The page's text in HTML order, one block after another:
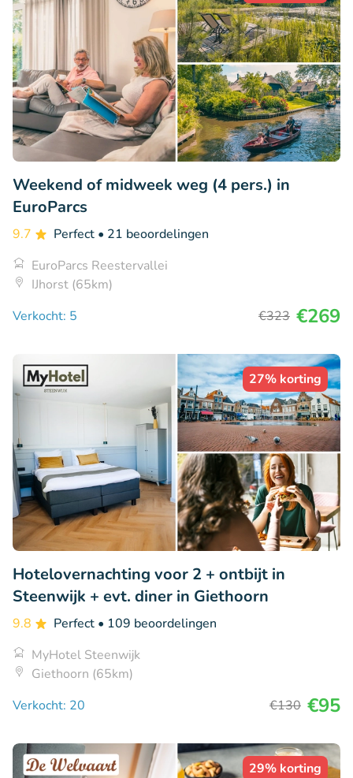
Weekend of midweek weg (4 pers.) in
EuroParcs
9.7 Perfect • 21 beoordelingen
EuroParcs Reestervallei
IJhorst (65km)
Verkocht: 5
€323 €269
27% korting
Hotelovernachting voor 2 + ontbijt in
Steenwijk + evt. diner in Giethoorn
9.8 Perfect • 109 beoordelingen
MyHotel Steenwijk
Giethoorn (65km)
Verkocht: 20
€130 €95
29% korting